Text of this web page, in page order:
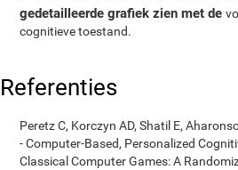
gedetailleerde grafiek zien met de
cognitieve toestand.
Referenties
Peretz C, Korczyn AD, Shatil E,
- Computer-Based, Personalized
Classical Computer Games: A